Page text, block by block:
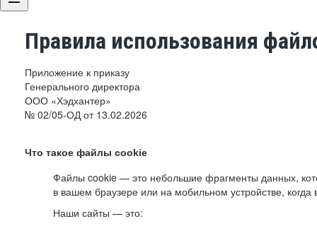
Правила использования
Приложение к приказу
Генерального директора
ООО «Хэдхантер»
№ 02/05-ОД от 13.02.2026
Что такое файлы cookie
Файлы cookie — это небольшие фрагменты данных,
в вашем браузере или на мобильном устройстве,
Наши сайты — это: